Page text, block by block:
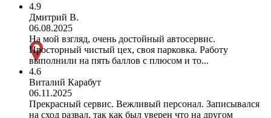
4.9
Дмитрий В.
06.08.2025
На мой взгляд, очень достойный автосервис.
Просторный чистый цех, своя парковка. Работу
выполнили на пять баллов с плюсом и то...
4.6
Виталий Карабут
06.11.2025
Прекрасный сервис. Вежливый персонал. Записывался
на сход развал, так как был уверен что на другом